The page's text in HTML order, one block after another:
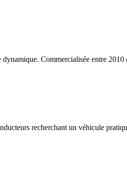
Commercialisée entre
recherchant un véhicule